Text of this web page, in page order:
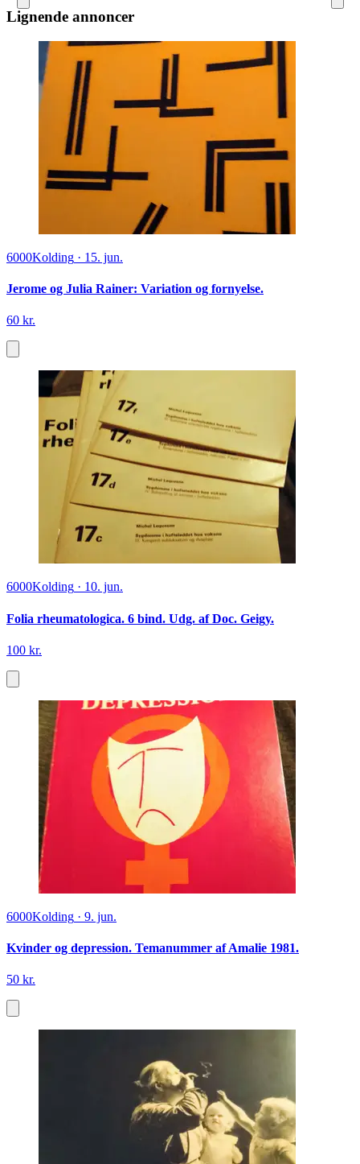
Lignende annoncer
6000Kolding · 15. jun.
Jerome og Julia Rainer: Variation og fornyelse.
60 kr.
6000Kolding · 10. jun.
Folia rheumatologica. 6 bind. Udg. af Doc. Geigy.
100 kr.
6000Kolding · 9. jun.
Kvinder og depression. Temanummer af Amalie 1981.
50 kr.